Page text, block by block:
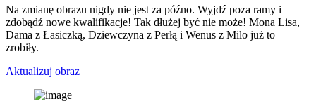
Na zmianę obrazu nigdy nie jest za późno. Wyjdź poza ramy i
zdobądź nowe kwalifikacje! Tak dłużej być nie może! Mona Lisa,
Dama z Łasiczką, Dziewczyna z Perłą i Wenus z Milo już to
zrobiły.
Aktualizuj obraz